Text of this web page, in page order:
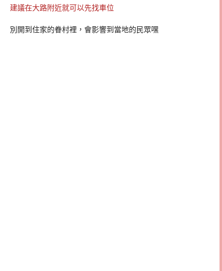
建議在大路附近就可以先找車位
別開到住家的眷村裡，會影響到當地的民眾嘿